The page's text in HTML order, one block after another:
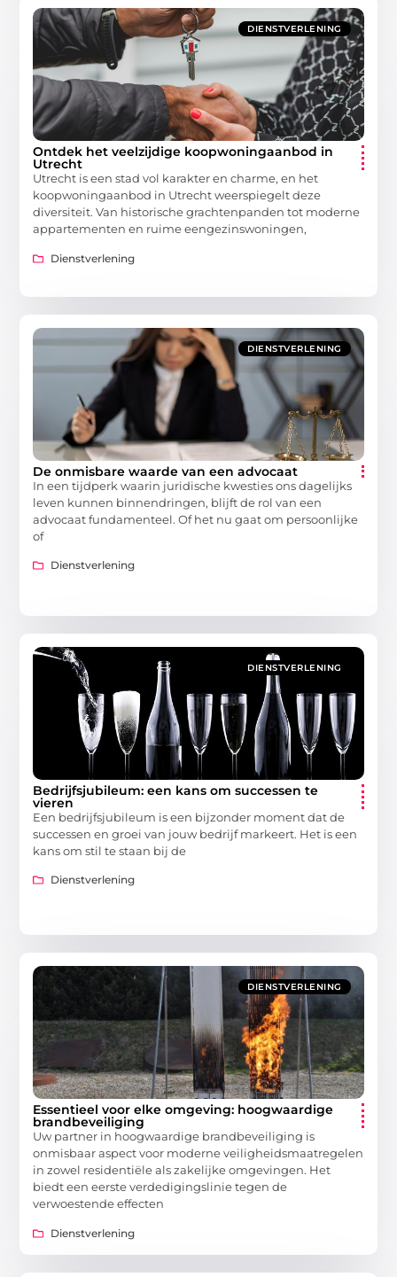
DIENSTVERLENING
Ontdek het veelzijdige koopwoningaanbod in
Utrecht
Utrecht is een stad vol karakter en charme, en het
koopwoningaanbod in Utrecht weerspiegelt deze
diversiteit. Van historische grachtenpanden tot moderne
appartementen en ruime eengezinswoningen,
Dienstverlening
DIENSTVERLENING
De onmisbare waarde van een advocaat
In een tijdperk waarin juridische kwesties ons dagelijks
leven kunnen binnendringen, blijft de rol van een
advocaat fundamenteel. Of het nu gaat om persoonlijke
of
Dienstverlening
DIENSTVERLENING
Bedrijfsjubileum: een kans om successen te
vieren
Een bedrijfsjubileum is een bijzonder moment dat de
successen en groei van jouw bedrijf markeert. Het is een
kans om stil te staan bij de
Dienstverlening
DIENSTVERLENING
Essentieel voor elke omgeving: hoogwaardige
brandbeveiliging
Uw partner in hoogwaardige brandbeveiliging is
onmisbaar aspect voor moderne veiligheidsmaatregelen
in zowel residentiële als zakelijke omgevingen. Het
biedt een eerste verdedigingslinie tegen de
verwoestende effecten
Dienstverlening